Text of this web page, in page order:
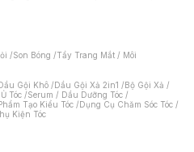
/Son Bóng /Tẩy Trang Mắt / Môi
Gội Khô /Dầu Gội Xả 2in1 /Bộ Gội Xả /
Tóc /Serum / Dầu Dưỡng Tóc /
Tạo Kiểu Tóc /Dụng Cụ Chăm Sóc Tóc /
Kiện Tóc